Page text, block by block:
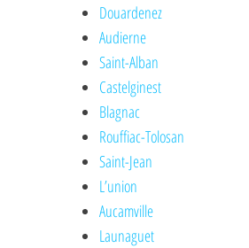
Douardenez
Audierne
Saint-Alban
Castelginest
Blagnac
Rouffiac-Tolosan
Saint-Jean
L’union
Aucamville
Launaguet